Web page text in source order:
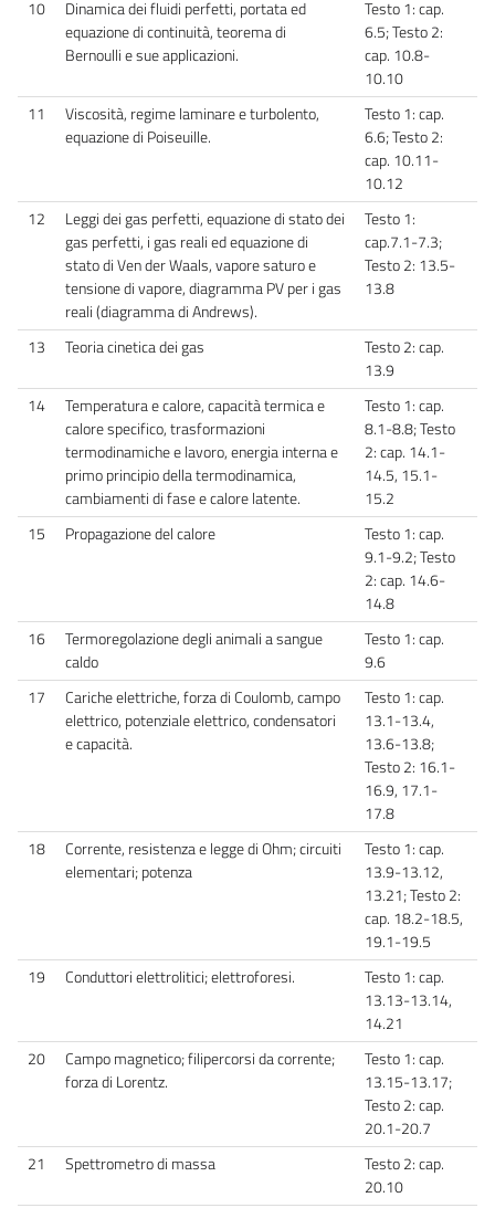
10
Dinamica dei fluidi perfetti, portata ed
equazione di continuità, teorema di
Bernoulli e sue applicazioni.
Testo 1: cap.
6.5; Testo 2:
cap. 10.8-
10.10
11
Viscosità, regime laminare e turbolento,
equazione di Poiseuille.
Testo 1: cap.
6.6; Testo 2:
cap. 10.11-
10.12
12
Leggi dei gas perfetti, equazione di stato dei
gas perfetti, i gas reali ed equazione di
stato di Ven der Waals, vapore saturo e
tensione di vapore, diagramma PV per i gas
reali (diagramma di Andrews).
Testo 1:
cap.7.1-7.3;
Testo 2: 13.5-
13.8
13 Teoria cinetica dei gas
Testo 2: cap.
13.9
14
Temperatura e calore, capacità termica e
calore specifico, trasformazioni
termodinamiche e lavoro, energia interna e
primo principio della termodinamica,
cambiamenti di fase e calore latente.
Testo 1: cap.
8.1-8.8; Testo
2: cap. 14.1-
14.5, 15.1-
15.2
15
Propagazione del calore
Testo 1: cap.
9.1-9.2; Testo
2: cap. 14.6-
14.8
16
Termoregolazione degli animali a sangue
caldo
Testo 1: cap.
9.6
17
Cariche elettriche, forza di Coulomb, campo
elettrico, potenziale elettrico, condensatori
e capacità.
Testo 1: cap.
13.1-13.4,
13.6-13.8;
Testo 2: 16.1-
16.9, 17.1-
17.8
18
Corrente, resistenza e legge di Ohm; circuiti
elementari; potenza
Testo 1: cap.
13.9-13.12,
13.21; Testo 2:
cap. 18.2-18.5,
19.1-19.5
19
Conduttori elettrolitici; elettroforesi.
Testo 1: cap.
13.13-13.14,
14.21
20
Campo magnetico; filipercorsi da corrente;
forza di Lorentz.
Testo 1: cap.
13.15-13.17;
Testo 2: cap.
20.1-20.7
21
Spettrometro di massa
Testo 2: cap.
20.10